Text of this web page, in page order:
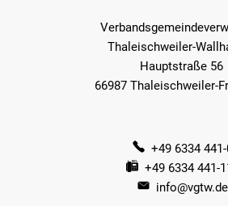
Thaleischweiler-
Hauptstraße 56
66987 Thaleischweiler-
+49 6334
+49 6334 441-
info@vgtw.de